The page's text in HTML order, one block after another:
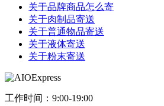
关于品牌商品怎么寄
关于肉制品寄送
关于普通物品寄送
关于液体寄送
关于粉末寄送
工作时间：9:00-19:00